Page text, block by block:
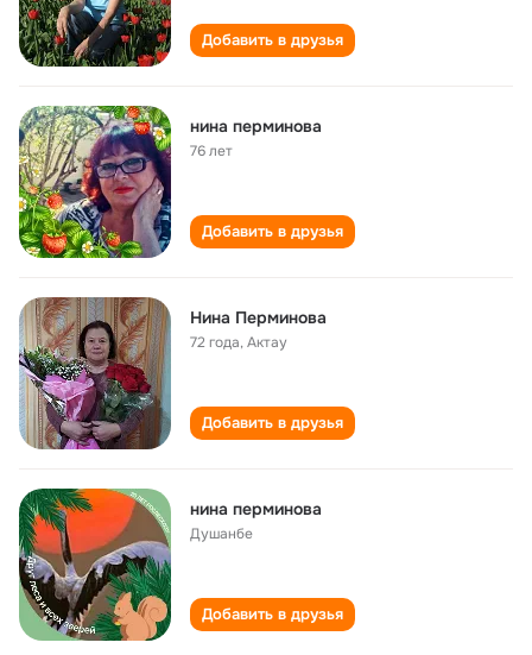
Добавить в друзья
нина перминова
76 лет
Добавить в друзья
Нина Перминова
72 года,Актау
Добавить в друзья
нина перминова
Душанбе
Добавить в друзья